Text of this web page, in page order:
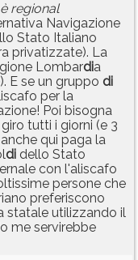
regional
Navigazione
Stato Italiano
privatizzate). La
Lombardia
E se un gruppo di
per la
Poi bisogna
tutti i giorni (e 3
qui paga la
di dello Stato
con l'aliscafo
persone che
preferiscono
statale utilizzando il
me servirebbe